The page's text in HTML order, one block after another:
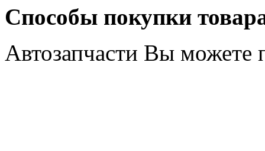
Способы покупки
Автозапчасти Вы можете